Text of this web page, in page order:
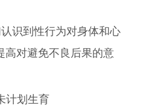
识到性行为对身体和心
高对避免不良后果的意
计划生育